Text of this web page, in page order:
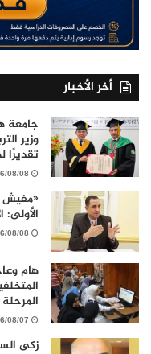
أخر الأخبار
جامعة
وزير
تقديرًا
2026/08/08
«مفيش
الأولى: الأحد 7 مساءً آخر
2026/08/08
هام
2026/08/07
زكى